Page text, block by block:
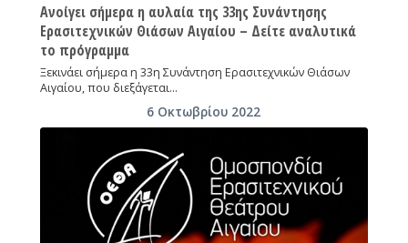
Ανοίγει σήμερα η αυλαία της 33ης Συνάντησης
Ερασιτεχνικών Θιάσων Αιγαίου – Δείτε αναλυτικά
το πρόγραμμα
Ξεκινάει σήμερα η 33η Συνάντηση Ερασιτεχνικών Θιάσων
Αιγαίου, που διεξάγεται…
6 Οκτωβρίου 2022